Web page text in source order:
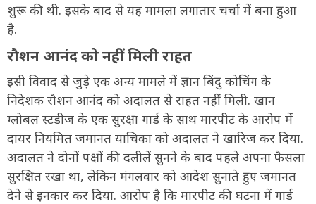
शुरू की थी. इसके बाद से यह मामला लगातार चर्चा में बना हुआ
है.
रौशन आनंद को नहीं मिली राहत
इसी विवाद से जुड़े एक अन्य मामले में ज्ञान बिंदु कोचिंग के
निदेशक रौशन आनंद को अदालत से राहत नहीं मिली. खान
ग्लोबल स्टडीज के एक सुरक्षा गार्ड के साथ मारपीट के आरोप में
दायर नियमित जमानत याचिका को अदालत ने खारिज कर दिया.
अदालत ने दोनों पक्षों की दलीलें सुनने के बाद पहले अपना फैसला
सुरक्षित रखा था, लेकिन मंगलवार को आदेश सुनाते हुए जमानत
देने से इनकार कर दिया. आरोप है कि मारपीट की घटना में गार्ड